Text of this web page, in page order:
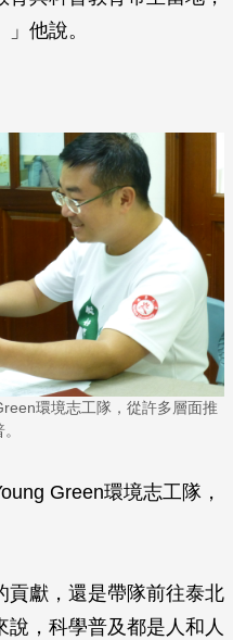
他說。
環境志工隊，從許多層面推
Green環境志工隊，
貢獻，還是帶隊前往泰北
，科學普及都是人和人